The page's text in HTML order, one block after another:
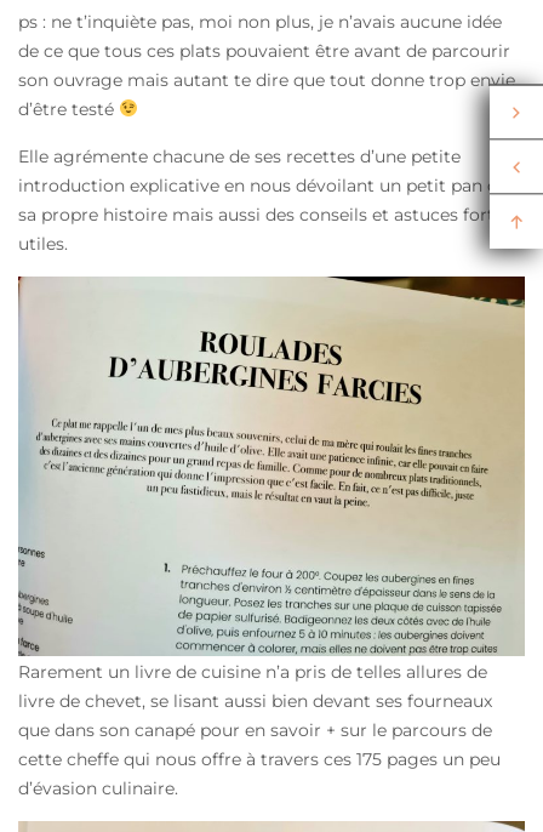
ps : ne t’inquiète pas, moi non plus, je n’avais aucune idée
de ce que tous ces plats pouvaient être avant de parcourir
son ouvrage mais autant te dire que tout donne trop envie
d’être testé
Elle agrémente chacune de ses recettes d’une petite
introduction explicative en nous dévoilant un petit pan de
sa propre histoire mais aussi des conseils et astuces fort
utiles.
Rarement un livre de cuisine n’a pris de telles allures de
livre de chevet, se lisant aussi bien devant ses fourneaux
que dans son canapé pour en savoir + sur le parcours de
cette cheffe qui nous offre à travers ces 175 pages un peu
d’évasion culinaire.